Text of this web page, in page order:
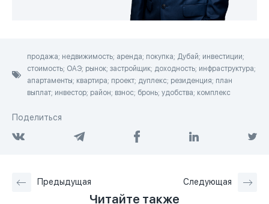
продажа; недвижимость; аренда; покупка; Дубай; инвестиции;
стоимость; ОАЭ; рынок; застройщик; доходность; инфраструктура;
апартаменты; квартира; проект; дуплекс; резиденция; план
выплат; инвестор; район; взнос; бронь; удобства; комплекс
Поделиться
Предыдущая Следующая
Читайте также